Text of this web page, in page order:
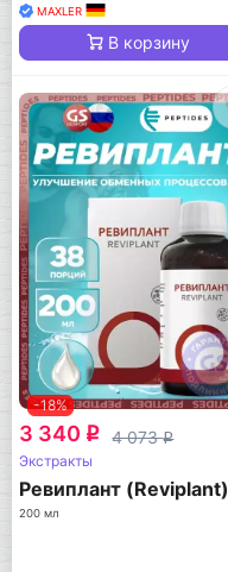
MAXLER
В корзину
-18%
3 340 q 4 073q
Экстракты
Ревиплант (Reviplant)
200 мл